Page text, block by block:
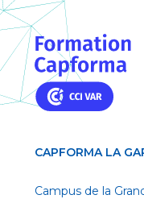
CAPFORMA LA
Campus de la